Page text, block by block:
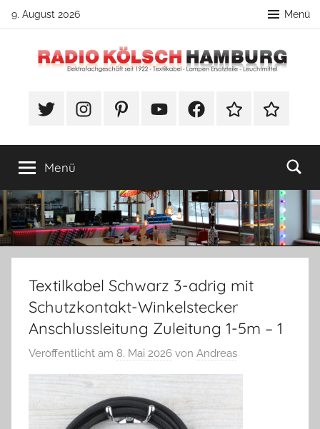
Zum
springen
9. August 2026 Menü
Radio
Hamburg
Lampenbau
#TwitterInstagramPinterestYouTubeFacebookTikTok Webshop
Menü
Textilkabel Schwarz 3-adrig mit
Schutzkontakt-Winkelstecker
Anschlussleitung Zuleitung 1-5m – 1
Veröffentlicht am 8. Mai 2026 von Andreas